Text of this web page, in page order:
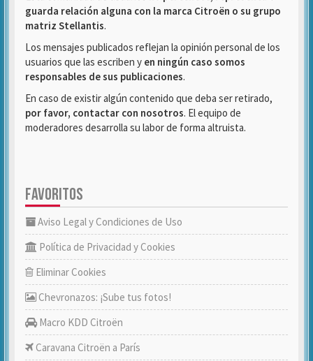
guarda relación alguna con la marca Citroën o su grupo
matriz Stellantis.
Los mensajes publicados reflejan la opinión personal de los
usuarios que las escriben y en ningún caso somos
responsables de sus publicaciones.
En caso de existir algún contenido que deba ser retirado,
por favor, contactar con nosotros. El equipo de
moderadores desarrolla su labor de forma altruista.
FAVORITOS
Aviso Legal y Condiciones de Uso
Política de Privacidad y Cookies
Eliminar Cookies
Chevronazos: ¡Sube tus fotos!
Macro KDD Citroën
Caravana Citroën a París